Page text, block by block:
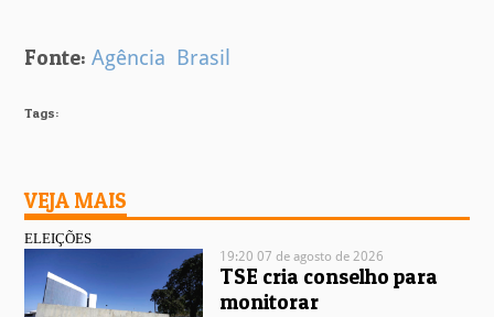
Fonte: Agência Brasil
Tags:
VEJA MAIS
ELEIÇÕES
19:20 07 de agosto de 2026
TSE cria conselho para
monitorar